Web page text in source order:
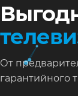
От
гарантийного